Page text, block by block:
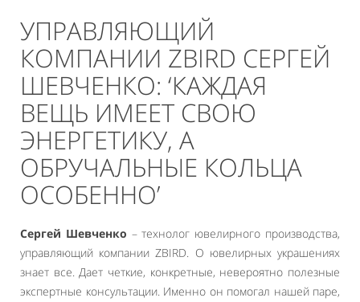
УПРАВЛЯЮЩИЙ
КОМПАНИИ ZBIRD СЕРГЕЙ
ШЕВЧЕНКО: ‘КАЖДАЯ
ВЕЩЬ ИМЕЕТ СВОЮ
ЭНЕРГЕТИКУ, А
ОБРУЧАЛЬНЫЕ КОЛЬЦА
ОСОБЕННО’
Сергей Шевченко – технолог ювелирного производства,
управляющий компании ZBIRD. О ювелирных украшениях
знает все. Дает четкие, конкретные, невероятно полезные
экспертные консультации. Именно он помогал нашей паре,